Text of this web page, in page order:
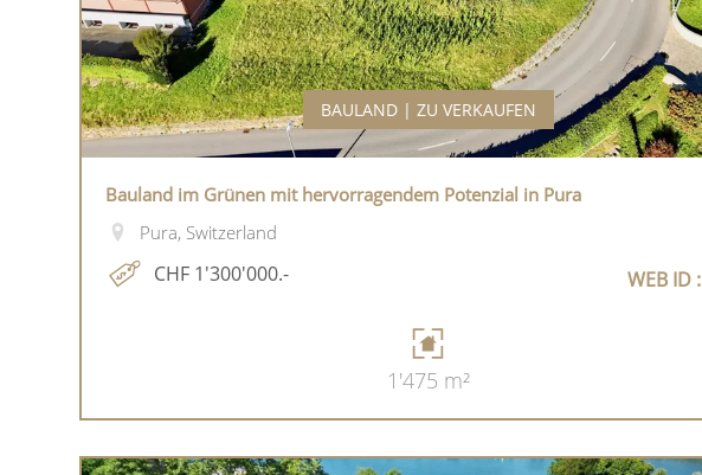
BAULAND | ZU VERKAUFEN
Bauland im Grünen mit hervorragendem Potenzial in Pura
Pura, Switzerland
CHF 1'300'000.- WEB ID :
1'475 m²